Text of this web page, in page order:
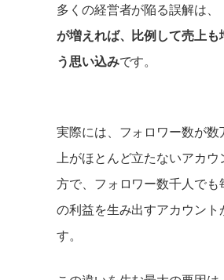
多くの経営者が陥る誤解は、
が増えれば、比例して売上も
う思い込みです。
実際には、フォロワー数が数
上がほとんど立たないアカ
方で、フォロワー数千人でも
の利益を生み出すアカウント
す。